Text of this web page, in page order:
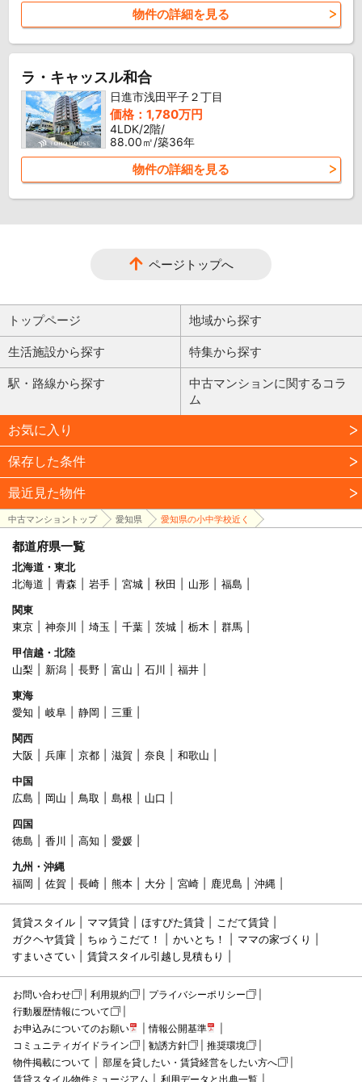
物件の詳細を見る
ラ・キャッスル和合
日進市浅田平子２丁目
価格：1,780万円
4LDK/2階/
88.00㎡/築36年
物件の詳細を見る
ページトップへ
トップページ 地域から探す
生活施設から探す 特集から探す
駅・路線から探す
中古マンションに関するコラ
ム
お気に入り
保存した条件
最近見た物件
中古マンショントップ 愛知県 愛知県の小中学校近く
都道府県一覧
北海道・東北
北海道
青森 岩手 宮城 秋田 山形
福島
関東
東京
神奈川 埼玉 千葉 茨城 栃木
群馬
甲信越・北陸
山梨
新潟 長野 富山 石川
福井
東海
愛知
岐阜 静岡
三重
関西
大阪
兵庫 京都 滋賀 奈良
和歌山
中国
広島
岡山 鳥取 島根
山口
四国
徳島
香川 高知
愛媛
九州・沖縄
福岡
佐賀 長崎 熊本 大分 宮崎 鹿児島 沖縄
賃貸スタイル ママ賃貸 ほすぴた賃貸
こだて賃貸
ガクヘヤ賃貸
ちゅうこだて！ かいとち！
ママの家づくり
すまいさてい
賃貸スタイル引越し見積もり
お問い合わせ 利用規約
プライバシーポリシー
行動履歴情報について
お申込みについてのお願い
情報公開基準
コミュニティガイドライン
勧誘方針
推奨環境
物件掲載について
部屋を貸したい・賃貸経営をしたい方へ
賃貸スタイル物件ミュージアム
利用データと出典一覧